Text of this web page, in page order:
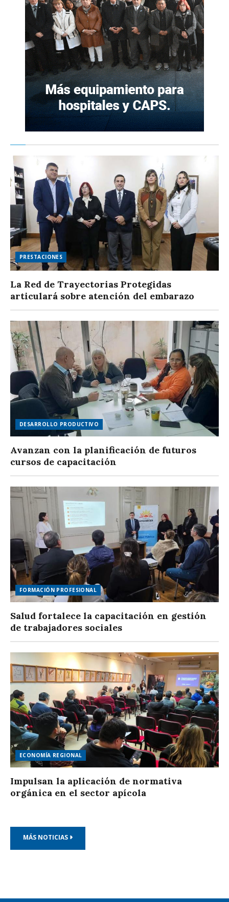
PRESTACIONES
La Red de Trayectorias Protegidas
articulará sobre atención del embarazo
DESARROLLO PRODUCTIVO
Avanzan con la planificación de futuros
cursos de capacitación
FORMACIÓN PROFESIONAL
Salud fortalece la capacitación en gestión
de trabajadores sociales
ECONOMÍA REGIONAL
Impulsan la aplicación de normativa
orgánica en el sector apícola
MÁS NOTICIAS